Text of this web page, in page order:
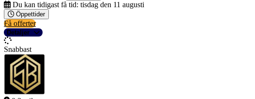
Du kan tidigast få tid: tisdag den 11 augusti
Öppettider
Få offerter
Detaljer
Snabbast